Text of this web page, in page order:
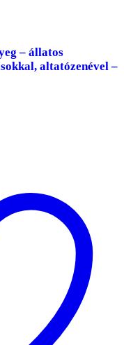
– állatos
altatózenével –